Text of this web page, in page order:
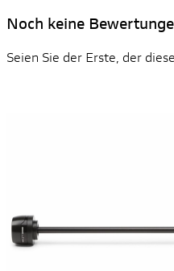
Noch keine
Seien Sie der Erste, der